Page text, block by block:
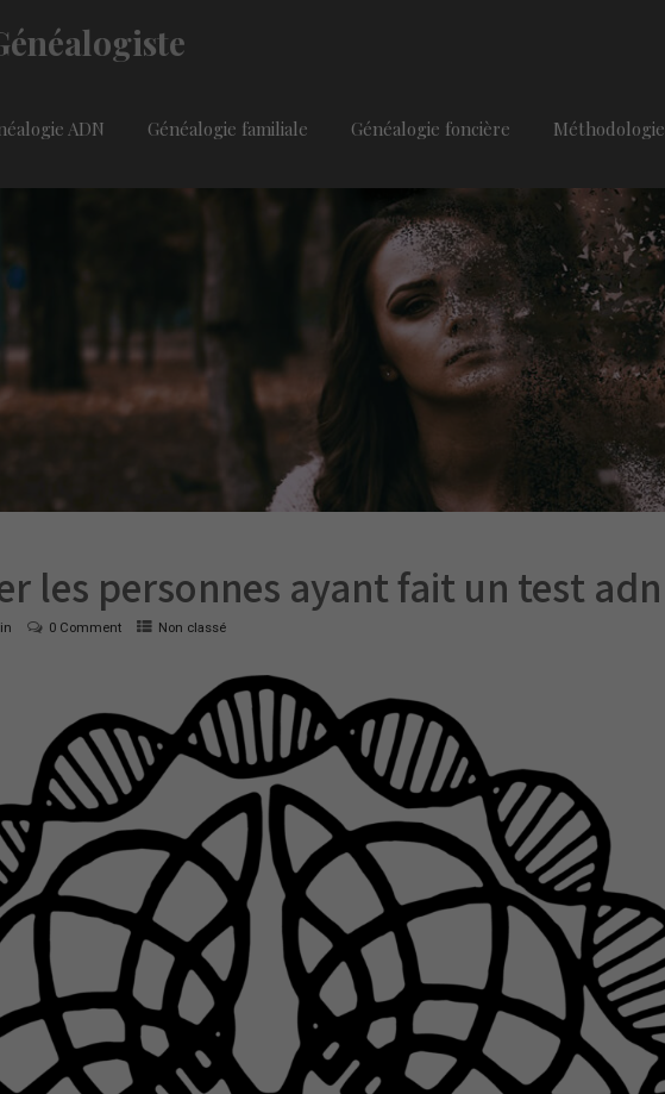
ADN Généalogie familiale Généalogie foncière Méthodologie
les personnes ayant fait un test adn
0 Comment Non classé